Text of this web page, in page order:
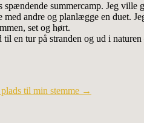
summercamp. Jeg
andre og planlægge en duet.
set og hørt.
til en tur på stranden og ud i
til min stemme →